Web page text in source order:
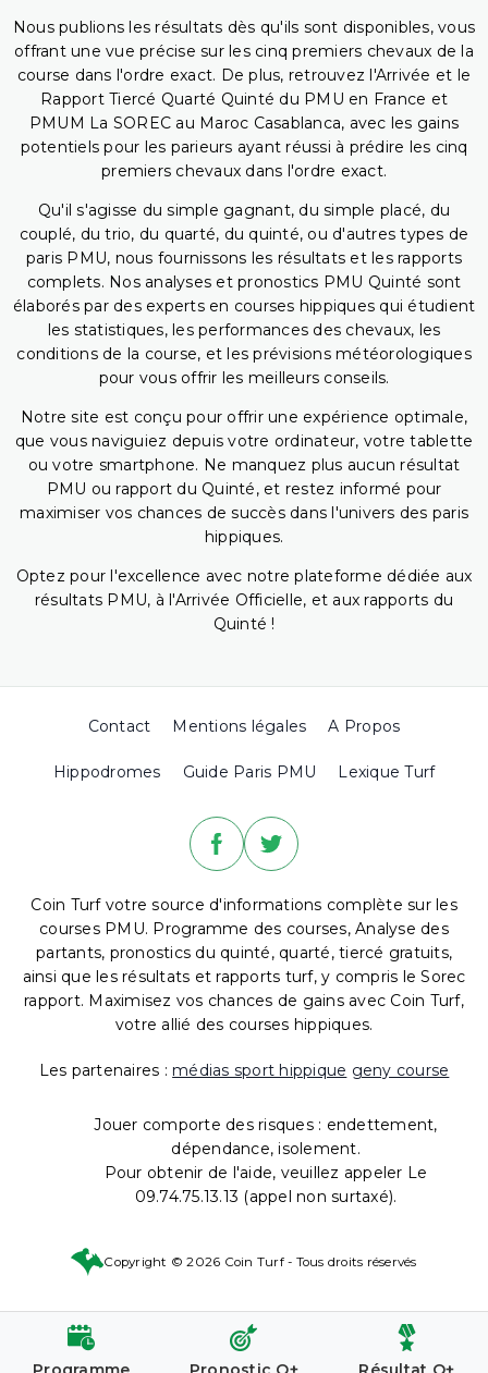
Nous publions les résultats dès qu'ils sont disponibles, vous
offrant une vue précise sur les cinq premiers chevaux de la
course dans l'ordre exact. De plus, retrouvez l'Arrivée et le
Rapport Tiercé Quarté Quinté du PMU en France et
PMUM La SOREC au Maroc Casablanca, avec les gains
potentiels pour les parieurs ayant réussi à prédire les cinq
premiers chevaux dans l'ordre exact.
Qu'il s'agisse du simple gagnant, du simple placé, du
couplé, du trio, du quarté, du quinté, ou d'autres types de
paris PMU, nous fournissons les résultats et les rapports
complets. Nos analyses et pronostics PMU Quinté sont
élaborés par des experts en courses hippiques qui étudient
les statistiques, les performances des chevaux, les
conditions de la course, et les prévisions météorologiques
pour vous offrir les meilleurs conseils.
Notre site est conçu pour offrir une expérience optimale,
que vous naviguiez depuis votre ordinateur, votre tablette
ou votre smartphone. Ne manquez plus aucun résultat
PMU ou rapport du Quinté, et restez informé pour
maximiser vos chances de succès dans l'univers des paris
hippiques.
Optez pour l'excellence avec notre plateforme dédiée aux
résultats PMU, à l'Arrivée Officielle, et aux rapports du
Quinté !
Contact Mentions légales A Propos
Hippodromes Guide Paris PMU Lexique Turf
Coin Turf votre source d'informations complète sur les
courses PMU. Programme des courses, Analyse des
partants, pronostics du quinté, quarté, tiercé gratuits,
ainsi que les résultats et rapports turf, y compris le Sorec
rapport. Maximisez vos chances de gains avec Coin Turf,
votre allié des courses hippiques.
Les partenaires : médias sport hippique geny course
Jouer comporte des risques : endettement,
dépendance, isolement.
Pour obtenir de l'aide, veuillez appeler Le
09.74.75.13.13 (appel non surtaxé).
Copyright © 2026 Coin Turf - Tous droits réservés